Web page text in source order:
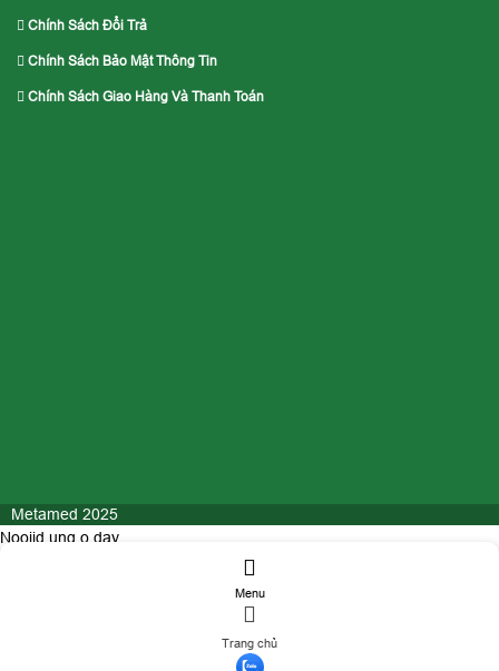
Chính Sách Đổi Trả
Chính Sách Bảo Mật Thông Tin
Chính Sách Giao Hàng Và Thanh Toán
Metamed 2025
Menu
Trang chủ
Nooijd ung o day